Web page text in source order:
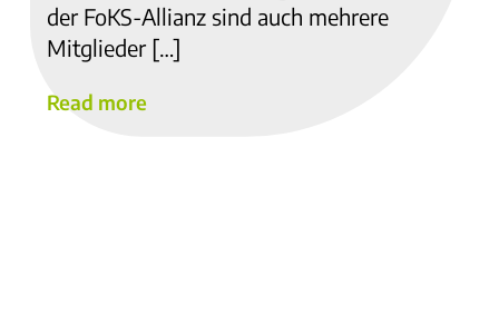
der FoKS-Allianz sind auch mehrere
Mitglieder […]
Read more